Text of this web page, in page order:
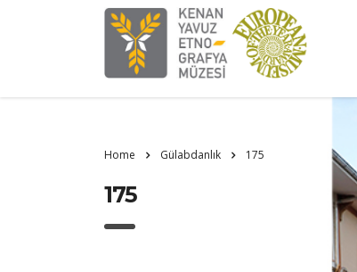
Home Gülabdanlık 175
175